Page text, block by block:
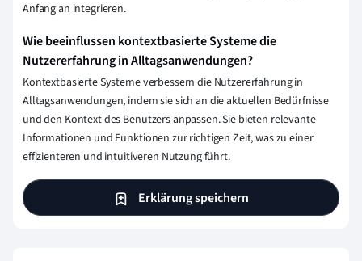
Anfang an integrieren.
Wie beeinflussen kontextbasierte Systeme die
Nutzererfahrung in Alltagsanwendungen?
Kontextbasierte Systeme verbessern die Nutzererfahrung in
Alltagsanwendungen, indem sie sich an die aktuellen Bedürfnisse
und den Kontext des Benutzers anpassen. Sie bieten relevante
Informationen und Funktionen zur richtigen Zeit, was zu einer
effizienteren und intuitiveren Nutzung führt.
Erklärung speichern